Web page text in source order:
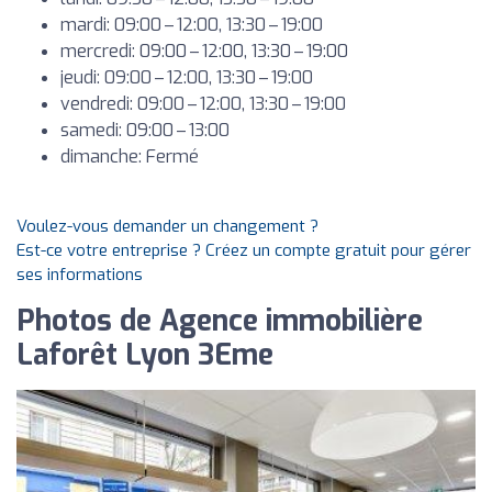
mardi: 09:00 – 12:00, 13:30 – 19:00
mercredi: 09:00 – 12:00, 13:30 – 19:00
jeudi: 09:00 – 12:00, 13:30 – 19:00
vendredi: 09:00 – 12:00, 13:30 – 19:00
samedi: 09:00 – 13:00
dimanche: Fermé
Voulez-vous demander un changement ?
Est-ce votre entreprise ? Créez un compte gratuit pour gérer
ses informations
Photos de Agence immobilière
Laforêt Lyon 3Eme